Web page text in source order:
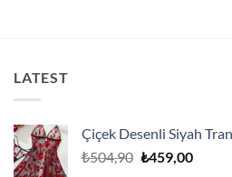
LATEST
Çiçek Desenli Siyah
₺504,90 Orijinal
₺459,00Şu